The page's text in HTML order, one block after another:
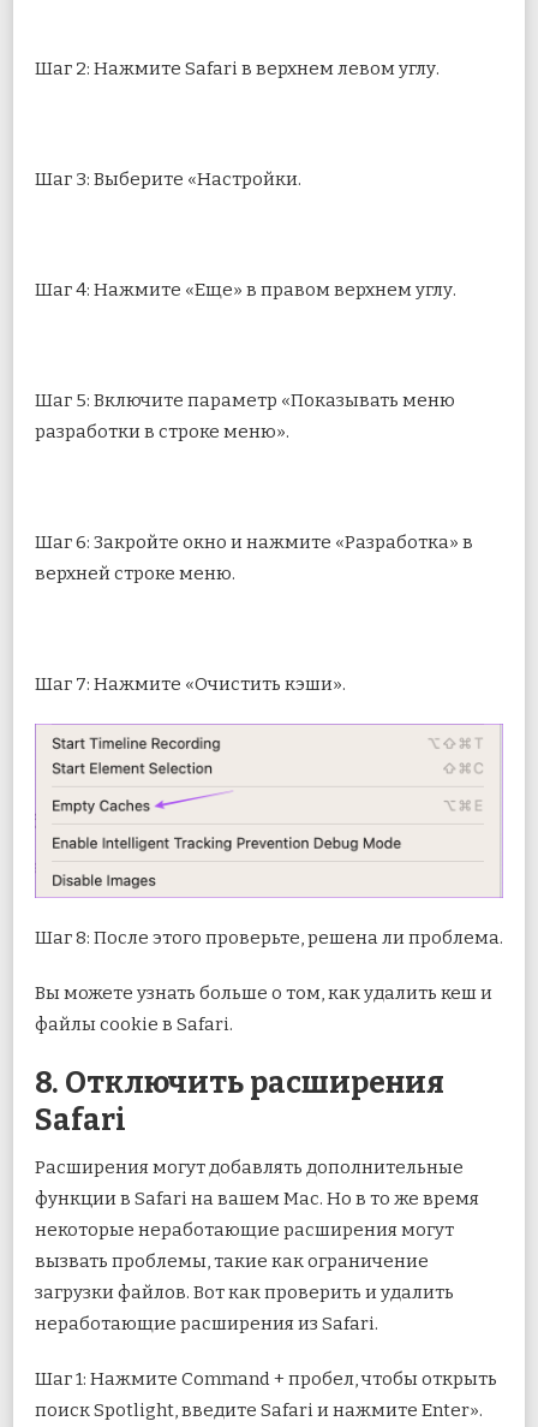
Шаг 2: Нажмите Safari в верхнем левом углу.
Шаг 3: Выберите «Настройки.
Шаг 4: Нажмите «Еще» в правом верхнем углу.
Шаг 5: Включите параметр «Показывать меню
разработки в строке меню».
Шаг 6: Закройте окно и нажмите «Разработка» в
верхней строке меню.
Шаг 7: Нажмите «Очистить кэши».
Шаг 8: После этого проверьте, решена ли проблема.
Вы можете узнать больше о том, как удалить кеш и
файлы cookie в Safari.
8. Отключить расширения
Safari
Расширения могут добавлять дополнительные
функции в Safari на вашем Mac. Но в то же время
некоторые неработающие расширения могут
вызвать проблемы, такие как ограничение
загрузки файлов. Вот как проверить и удалить
неработающие расширения из Safari.
Шаг 1: Нажмите Command + пробел, чтобы открыть
поиск Spotlight, введите Safari и нажмите Enter».